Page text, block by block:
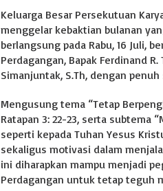
P
e
n
t
i
n
y
a
B
e
e
Keluarga Besar Persekutuan
menggelar kebaktian bulanan
berlangsung pada Rabu, 16 Juli,
Perdagangan, Bapak Ferdinand
Simanjuntak, S.Th, dengan
Mengusung tema “Tetap
Ratapan 3: 22-23, serta subtema
seperti kepada Tuhan Yesus
sekaligus motivasi dalam
ini diharapkan mampu menjadi
Perdagangan untuk tetap teguh